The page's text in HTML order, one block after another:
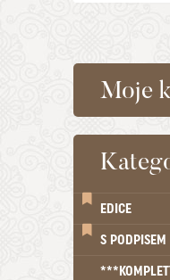
Moje
EDICE
S PODPISEM